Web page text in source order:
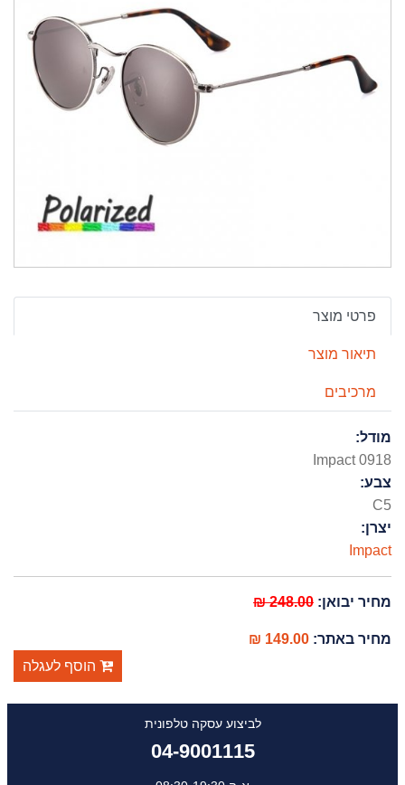
פרטי מוצר
תיאור מוצר
מרכיבים
מודל:
Impact 0918
צבע:
C5
יצרן:
Impact
מחיר יבואן:248.00 ₪
מחיר באתר:149.00 ₪
הוסף לעגלה
לביצוע עסקה טלפונית
04-9001115